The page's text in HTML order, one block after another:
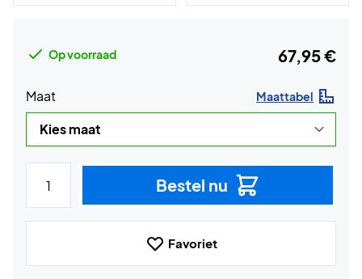
Op voorraad 67,95 €
Maat Maattabel
Bestel nu
Favoriet